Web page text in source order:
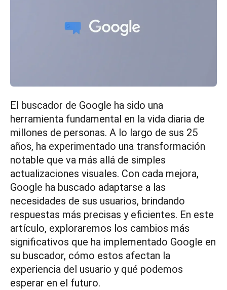
El buscador de Google ha sido una
herramienta fundamental en la vida diaria de
millones de personas. A lo largo de sus 25
años, ha experimentado una transformación
notable que va más allá de simples
actualizaciones visuales. Con cada mejora,
Google ha buscado adaptarse a las
necesidades de sus usuarios, brindando
respuestas más precisas y eficientes. En este
artículo, exploraremos los cambios más
significativos que ha implementado Google en
su buscador, cómo estos afectan la
experiencia del usuario y qué podemos
esperar en el futuro.